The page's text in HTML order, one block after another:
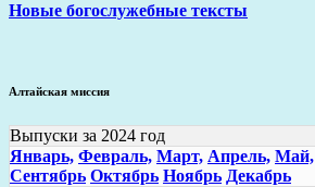
Новые богослужебные тексты
Алтайская миссия
Выпуски за 2024 год
Январь, Февраль, Март, Апрель, Май,
Сентябрь Октябрь Ноябрь Декабрь